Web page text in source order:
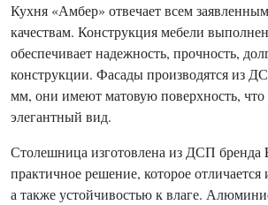
Кухня «Амбер» отвечает всем
качествам. Конструкция мебели
обеспечивает надежность, прочность,
конструкции. Фасады производятся из
мм, они имеют матовую поверхность, что
элегантный вид.
Столешница изготовлена из ДСП бренда
практичное решение, которое отличается
а также устойчивостью к влаге.